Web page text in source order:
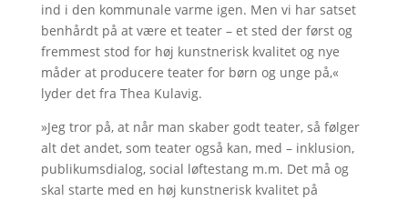
ind i den kommunale varme igen. Men vi har satset
benhårdt på at være et teater – et sted der først og
fremmest stod for høj kunstnerisk kvalitet og nye
måder at producere teater for børn og unge på,«
lyder det fra Thea Kulavig.
»Jeg tror på, at når man skaber godt teater, så følger
alt det andet, som teater også kan, med – inklusion,
publikumsdialog, social løftestang m.m. Det må og
skal starte med en høj kunstnerisk kvalitet på